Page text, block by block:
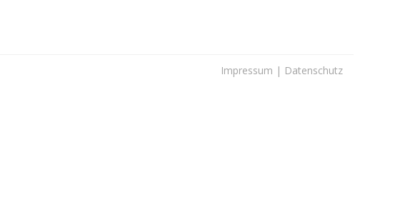
Impressum | Datenschutz